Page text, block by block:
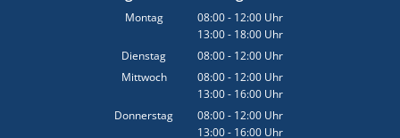
Montag 08:00- 12:00 Uhr
Von 08:00 bis 12:00 Uhr
13:00- 18:00 Uhr
Von 13:00 bis 18:00 Uhr
Dienstag 08:00- 12:00 Uhr
Von 08:00 bis 12:00 Uhr
Mittwoch 08:00- 12:00 Uhr
Von 08:00 bis 12:00 Uhr
13:00- 16:00 Uhr
Von 13:00 bis 16:00 Uhr
Donnerstag 08:00- 12:00 Uhr
Von 08:00 bis 12:00 Uhr
13:00- 16:00 Uhr